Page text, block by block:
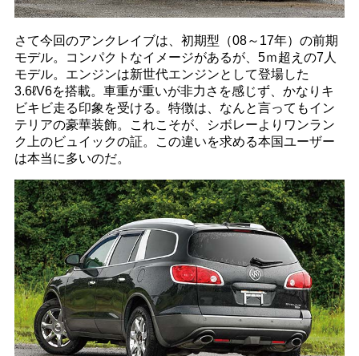
さて今回のアンクレイブは、初期型（08～17年）の前期
モデル。コンパクトなイメージがあるが、5ｍ超えの7人
モデル。エンジンは新世代エンジンとして登場した
3.6ℓV6を搭載。車重が重いが非力さを感じず、かなりキ
ビキビ走る印象を受ける。特徴は、なんと言ってもイン
テリアの豪華装飾。これこそが、シボレーよりワンラン
ク上のビュイックの証。この違いを求める本国ユーザー
は本当に多いのだ。